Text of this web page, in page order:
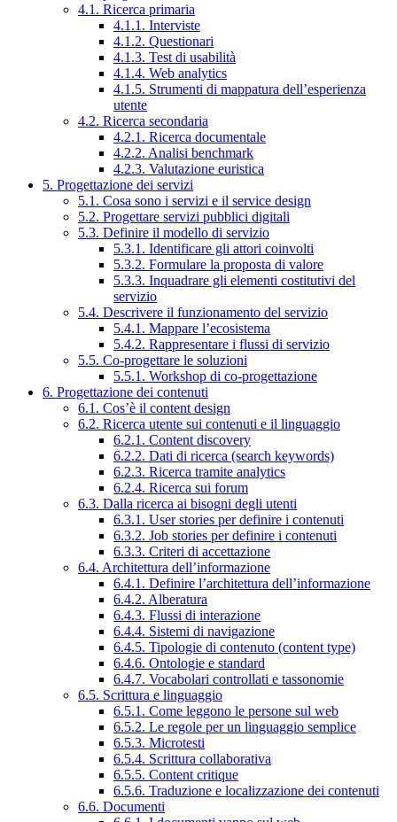
4.1. Ricerca primaria
4.1.1. Interviste
4.1.2. Questionari
4.1.3. Test di usabilità
4.1.4. Web analytics
4.1.5. Strumenti di mappatura dell’esperienza
utente
4.2. Ricerca secondaria
4.2.1. Ricerca documentale
4.2.2. Analisi benchmark
4.2.3. Valutazione euristica
5. Progettazione dei servizi
5.1. Cosa sono i servizi e il service design
5.2. Progettare servizi pubblici digitali
5.3. Definire il modello di servizio
5.3.1. Identificare gli attori coinvolti
5.3.2. Formulare la proposta di valore
5.3.3. Inquadrare gli elementi costitutivi del
servizio
5.4. Descrivere il funzionamento del servizio
5.4.1. Mappare l’ecosistema
5.4.2. Rappresentare i flussi di servizio
5.5. Co-progettare le soluzioni
5.5.1. Workshop di co-progettazione
6. Progettazione dei contenuti
6.1. Cos’è il content design
6.2. Ricerca utente sui contenuti e il linguaggio
6.2.1. Content discovery
6.2.2. Dati di ricerca (search keywords)
6.2.3. Ricerca tramite analytics
6.2.4. Ricerca sui forum
6.3. Dalla ricerca ai bisogni degli utenti
6.3.1. User stories per definire i contenuti
6.3.2. Job stories per definire i contenuti
6.3.3. Criteri di accettazione
6.4. Architettura dell’informazione
6.4.1. Definire l’architettura dell’informazione
6.4.2. Alberatura
6.4.3. Flussi di interazione
6.4.4. Sistemi di navigazione
6.4.5. Tipologie di contenuto (content type)
6.4.6. Ontologie e standard
6.4.7. Vocabolari controllati e tassonomie
6.5. Scrittura e linguaggio
6.5.1. Come leggono le persone sul web
6.5.2. Le regole per un linguaggio semplice
6.5.3. Microtesti
6.5.4. Scrittura collaborativa
6.5.5. Content critique
6.5.6. Traduzione e localizzazione dei contenuti
6.6. Documenti